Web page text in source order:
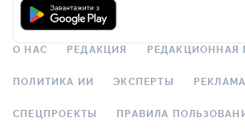
О НАС РЕДАКЦИЯ РЕДАКЦИОННАЯ
ПОЛИТИКА ИИ ЭКСПЕРТЫ РЕКЛАМА
СПЕЦПРОЕКТЫ ПРАВИЛА